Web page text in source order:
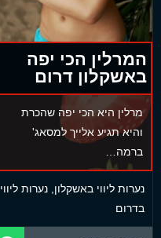
המרלין הכי יפה
באשקלון דרום
מרלין היא הכי יפה שהכרת
והיא תגיע אלייך למסאג'
ברמה…
נערות ליווי באשקלון נערות ליווי
בדרום